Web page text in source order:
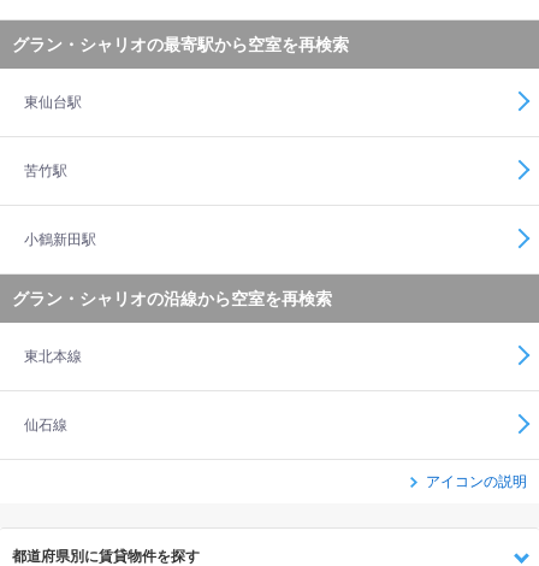
グラン・シャリオの最寄駅から空室を再検索
東仙台駅
苦竹駅
小鶴新田駅
グラン・シャリオの沿線から空室を再検索
東北本線
仙石線
アイコンの説明
都道府県別に賃貸物件を探す